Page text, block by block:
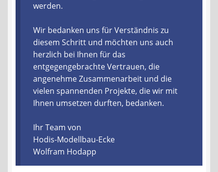
Gutschein
Batterien- und Akku Verordnung
Elektro- und Elektronikgeräte Verordnung
Öle- und Schmierstoff Verordnung
Kontakt
AGB
werden.
Wir bedanken uns für Verständnis zu
diesem Schritt und möchten uns auch
herzlich bei Ihnen für das
entgegengebrachte Vertrauen, die
angenehme Zusammenarbeit und die
vielen spannenden Projekte, die wir mit
Ihnen umsetzen durften, bedanken.
Ihr Team von
Hodis-Modellbau-Ecke
Wolfram Hodapp